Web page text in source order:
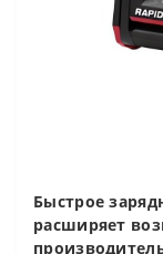
Быстрое
расширяет